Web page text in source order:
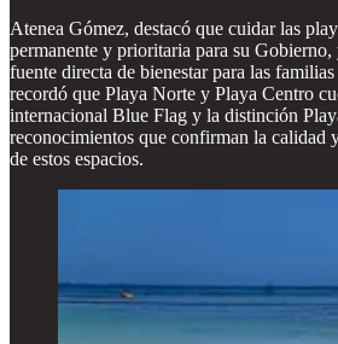
Atenea Gómez, destacó que cuidar las
permanente y prioritaria para su Gobierno,
fuente directa de bienestar para las
recordó que Playa Norte y Playa Centro
internacional Blue Flag y la distinción
reconocimientos que confirman la calidad
de estos espacios.